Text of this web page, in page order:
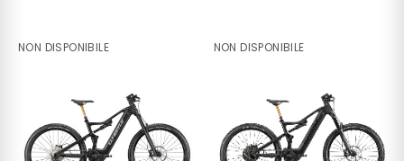
NON DISPONIBILE NON DISPONIBILE